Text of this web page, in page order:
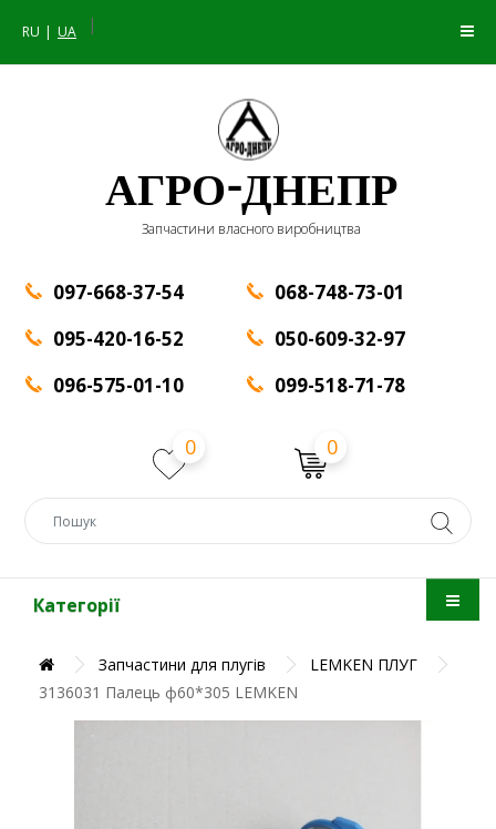
RU UA |
АГРО-ДНЕПР
Запчастини власного виробництва
097-668-37-54
095-420-16-52
096-575-01-10
068-748-73-01
050-609-32-97
099-518-71-78
0 0
Категорії
Запчастини для плугів
LEMKEN ПЛУГ
3136031 Палець ф60*305 LEMKEN